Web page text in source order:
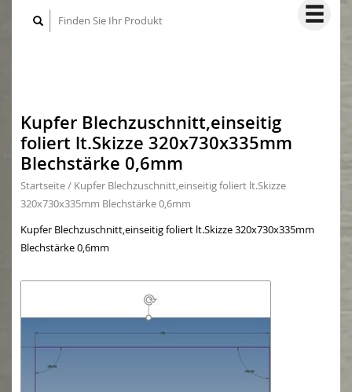
Kupfer Blechzuschnitt,einseitig
foliert lt.Skizze 320x730x335mm
Blechstärke 0,6mm
Startseite/ Kupfer Blechzuschnitt,einseitig foliert lt.Skizze
320x730x335mm Blechstärke 0,6mm
Kupfer Blechzuschnitt,einseitig foliert lt.Skizze 320x730x335mm
Blechstärke 0,6mm